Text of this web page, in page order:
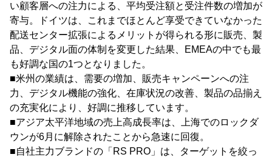
い顧客層への注力による、平均受注額と受注件数の増加が
寄与。ドイツは、これまでほとんど享受できていなかった
配送センター拡張によるメリットが得られる形に販売、製
品、デジタル面の体制を変更した結果、EMEAの中でも最
も好調な国の1つとなりました。
■米州の業績は、需要の増加、販売キャンペーンへの注
力、デジタル機能の強化、在庫状況の改善、製品の品揃え
の充実化により、好調に推移しています。
■アジア太平洋地域の売上高成長率は、上海でのロックダ
ウンが6月に解除されたことから急速に回復。
■自社主力ブランドの「RS PRO」は、ターゲットを絞っ